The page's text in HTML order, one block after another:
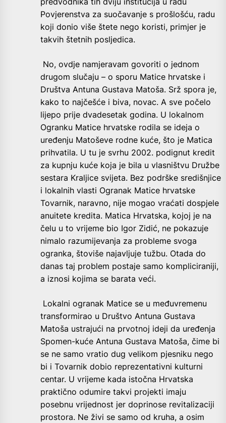
Povjerenstva za suočavanje s prošlošću, radu
koji donio više štete nego koristi, primjer je
takvih štetnih posljedica.
No, ovdje namjeravam govoriti o jednom
drugom slučaju – o sporu Matice hrvatske i
Društva Antuna Gustava Matoša. Srž spora je,
kako to najčešće i biva, novac. A sve počelo
lijepo prije dvadesetak godina. U lokalnom
Ogranku Matice hrvatske rodila se ideja o
uređenju Matoševe rodne kuće, što je Matica
prihvatila. U tu je svrhu 2002. podignut kredit
za kupnju kuće koja je bila u vlasništvu Družbe
sestara Kraljice svijeta. Bez podrške središnjice
i lokalnih vlasti Ogranak Matice hrvatske
Tovarnik, naravno, nije mogao vraćati dospjele
anuitete kredita. Matica Hrvatska, kojoj je na
čelu u to vrijeme bio Igor Zidić, ne pokazuje
nimalo razumijevanja za probleme svoga
ogranka, štoviše najavljuje tužbu. Otada do
danas taj problem postaje samo kompliciraniji,
a iznosi kojima se barata veći.
Lokalni ogranak Matice se u međuvremenu
transformirao u Društvo Antuna Gustava
Matoša ustrajući na prvotnoj ideji da uređenja
Spomen-kuće Antuna Gustava Matoša, čime bi
se ne samo vratio dug velikom pjesniku nego
bi i Tovarnik dobio reprezentativni kulturni
centar. U vrijeme kada istočna Hrvatska
praktično odumire takvi projekti imaju
posebnu vrijednost jer doprinose revitalizaciji
prostora. Ne živi se samo od kruha, a osim